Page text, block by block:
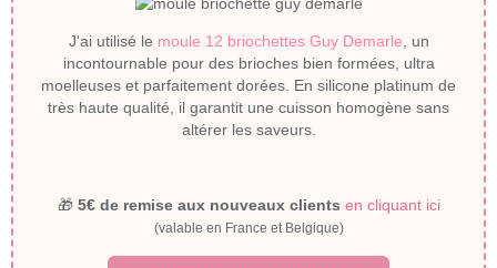
J'ai utilisé le moule 12 briochettes Guy Demarle, un
incontournable pour des brioches bien formées, ultra
moelleuses et parfaitement dorées. En silicone platinum de
très haute qualité, il garantit une cuisson homogène sans
altérer les saveurs.
🎁 5€ de remise aux nouveaux clients en cliquant ici
(valable en France et Belgique)